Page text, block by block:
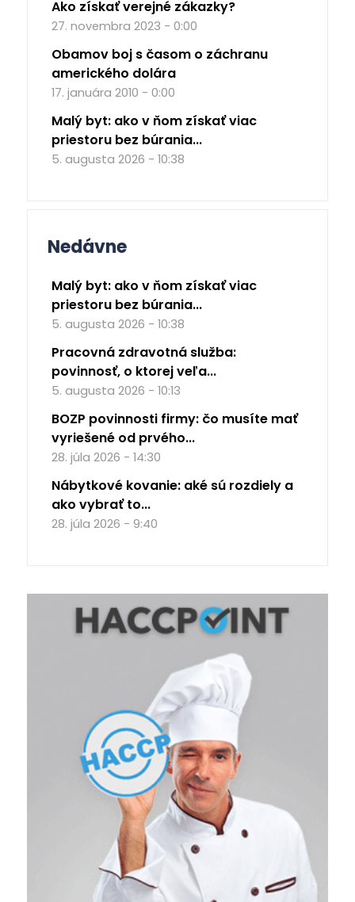
Ako získať verejné zákazky?
27. novembra 2023 - 0:00
Obamov boj s časom o záchranu
amerického dolára
17. januára 2010 - 0:00
Malý byt: ako v ňom získať viac
priestoru bez búrania...
5. augusta 2026 - 10:38
Nedávne
Malý byt: ako v ňom získať viac
priestoru bez búrania...
5. augusta 2026 - 10:38
Pracovná zdravotná služba:
povinnosť, o ktorej veľa...
5. augusta 2026 - 10:13
BOZP povinnosti firmy: čo musíte mať
vyriešené od prvého...
28. júla 2026 - 14:30
Nábytkové kovanie: aké sú rozdiely a
ako vybrať to...
28. júla 2026 - 9:40